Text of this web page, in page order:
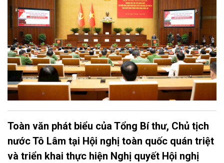
Toàn văn phát biểu của Tổng Bí thư, Chủ tịch
nước Tô Lâm tại Hội nghị toàn quốc quán triệt
và triển khai thực hiện Nghị quyết Hội nghị